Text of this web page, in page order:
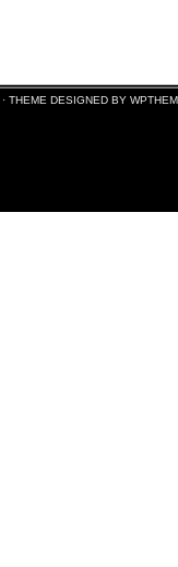
· THEME DESIGNED BY